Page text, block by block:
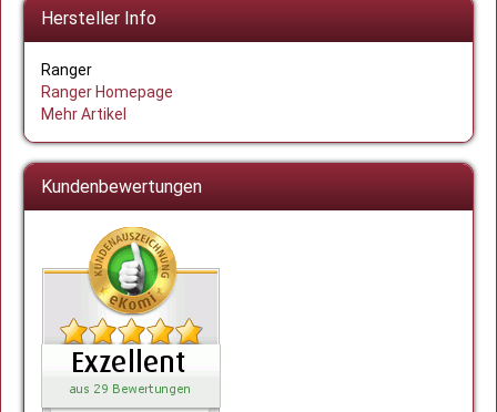
Hersteller Info
Ranger
Ranger Homepage
Mehr Artikel
Kundenbewertungen